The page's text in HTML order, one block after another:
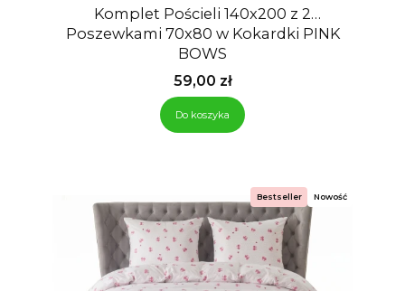
Komplet Pościeli 140x200 z 2
Poszewkami 70x80 w Kokardki PINK
BOWS
Cena
59,00 zł
Do koszyka
Bestseller Nowość